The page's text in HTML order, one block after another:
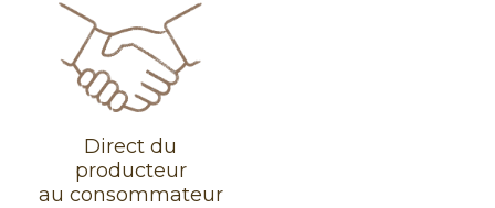
Direct du
producteur
au consommateur